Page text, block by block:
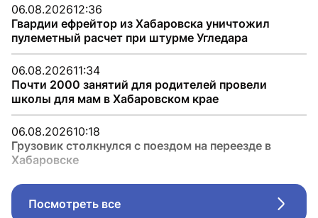
06.08.202612:36
Гвардии ефрейтор из Хабаровска уничтожил
пулеметный расчет при штурме Угледара
06.08.202611:34
Почти 2000 занятий для родителей провели
школы для мам в Хабаровском крае
06.08.202610:18
Грузовик столкнулся с поездом на переезде в
Хабаровске
Посмотреть все